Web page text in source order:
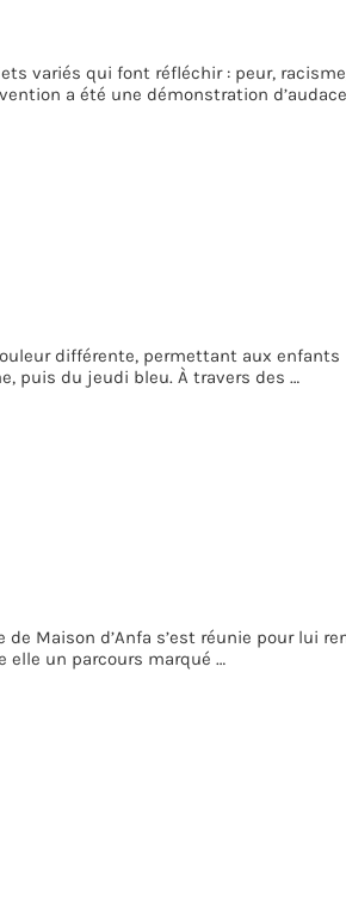
variés qui font réfléchir : peur,
a été une démonstration
différente, permettant aux enfants
puis du jeudi bleu. À travers des …
Maison d’Anfa s’est réunie pour lui
elle un parcours marqué …